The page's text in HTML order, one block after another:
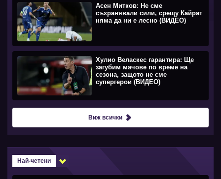
Асен Митков: Не сме
съхранявали сили, срещу Кайрат
няма да ни е лесно (ВИДЕО)
Хулио Веласкес гарантира: Ще
загубим мачове по време на
сезона, защото не сме
супергерои (ВИДЕО)
Виж всички
Най-четени